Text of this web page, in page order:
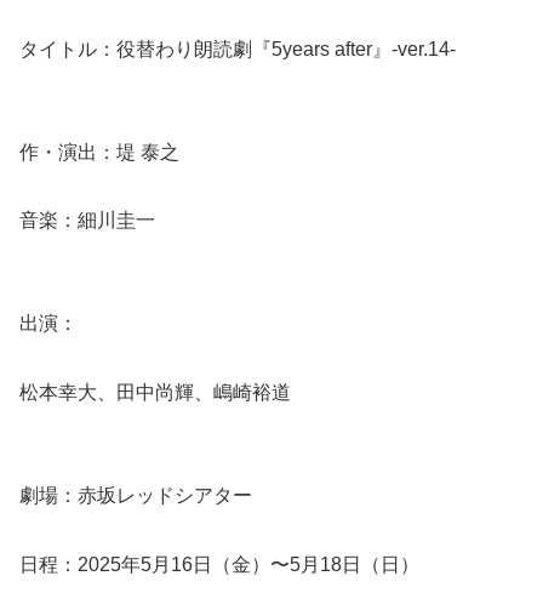
タイトル：役替わり朗読劇『5years after』-ver.14-
作・演出：堤 泰之
音楽：細川圭一
出演：
松本幸大、田中尚輝、嶋崎裕道
劇場：赤坂レッドシアター
日程：2025年5月16日（金）〜5月18日（日）